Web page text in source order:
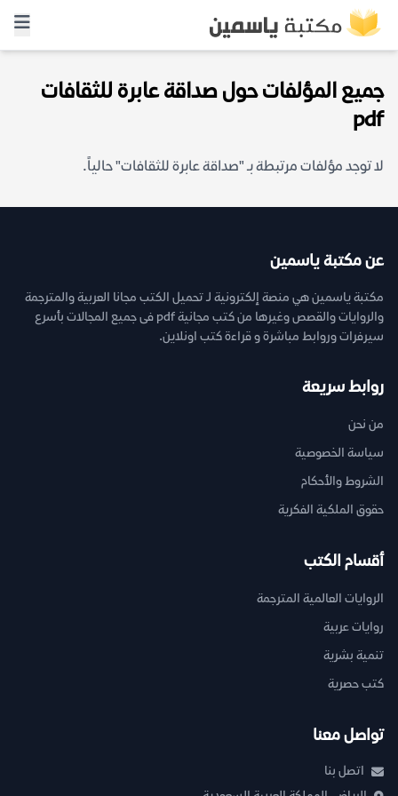
جميع المؤلفات حول صداقة عابرة للثقافات
pdf
لا توجد مؤلفات مرتبطة بـ "صداقة عابرة للثقافات" حالياً.
عن مكتبة ياسمين
مكتبة ياسمين هي منصة إلكترونية لـ تحميل الكتب مجانا العربية والمترجمة
والروايات والقصص وغيرها من كتب مجانية pdf فى جميع المجالات بأسرع
سيرفرات وروابط مباشرة و قراءة كتب اونلاين.
روابط سريعة
من نحن
سياسة الخصوصية
الشروط والأحكام
حقوق الملكية الفكرية
أقسام الكتب
الروايات العالمية المترجمة
روايات عربية
تنمية بشرية
كتب حصرية
تواصل معنا
اتصل بنا